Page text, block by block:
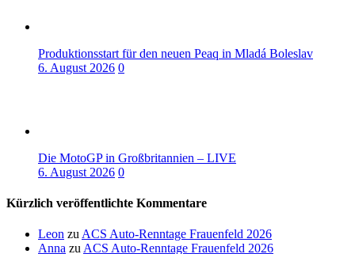
Produktionsstart für den neuen Peaq in Mladá Boleslav
6. August 2026 0
Die MotoGP in Großbritannien – LIVE
6. August 2026 0
Kürzlich veröffentlichte Kommentare
Leon zu ACS Auto-Renntage Frauenfeld 2026
Anna zu ACS Auto-Renntage Frauenfeld 2026